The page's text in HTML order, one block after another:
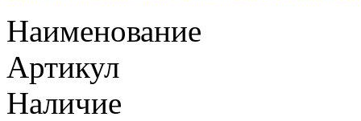
Наименование
Артикул
Наличие